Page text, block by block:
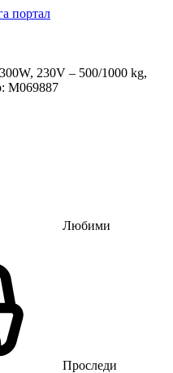
230V – 500/1000 kg,
M069887
Любими
Проследи